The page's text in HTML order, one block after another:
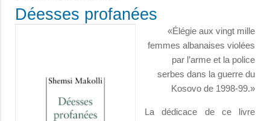
Déesses profanées
«Élégie aux vingt mille
femmes albanaises violées
par l’arme et la police
serbes dans la guerre du
Kosovo de 1998-99.»
La dédicace de ce livre